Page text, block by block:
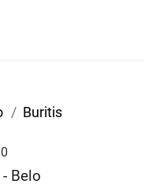
Buritis
Belo